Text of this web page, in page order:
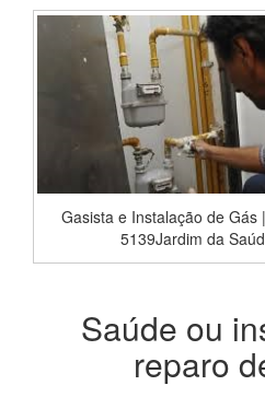
Gasista e Instalação de Gás
5139Jardim da
Saúde ou
reparo